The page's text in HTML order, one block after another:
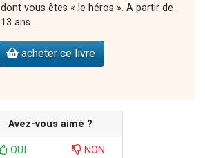
dont vous êtes « le héros ». A partir de
13 ans.
acheter ce livre
Avez-vous aimé ?
OUI NON